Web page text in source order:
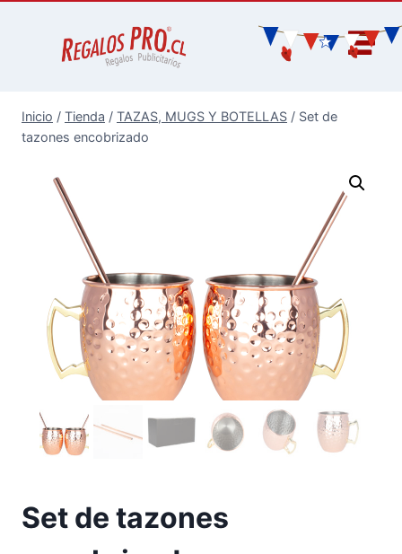
Inicio / Tienda / TAZAS, MUGS Y BOTELLAS / Set de
tazones encobrizado
Set de tazones